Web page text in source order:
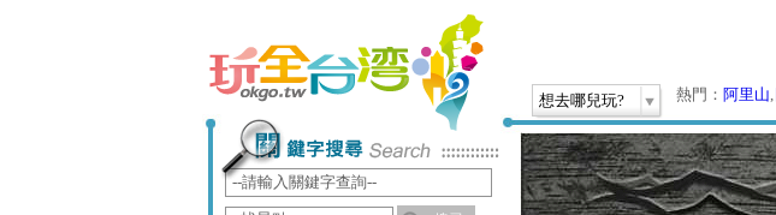
想去哪兒玩? 熱門： 阿里山,